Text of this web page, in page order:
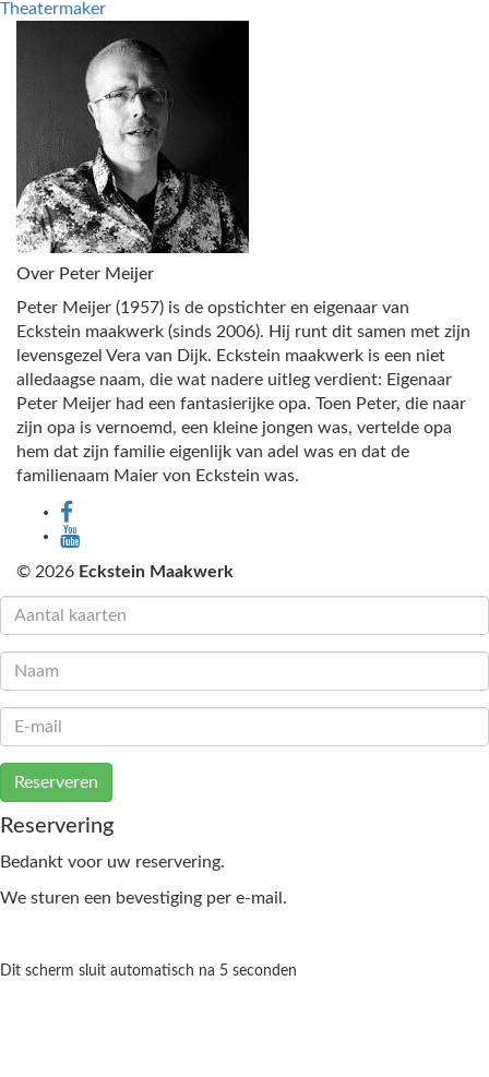
Theatermaker
Over Peter Meijer
Peter Meijer (1957) is de opstichter en eigenaar van
Eckstein maakwerk (sinds 2006). Hij runt dit samen met zijn
levensgezel Vera van Dijk. Eckstein maakwerk is een niet
alledaagse naam, die wat nadere uitleg verdient: Eigenaar
Peter Meijer had een fantasierijke opa. Toen Peter, die naar
zijn opa is vernoemd, een kleine jongen was, vertelde opa
hem dat zijn familie eigenlijk van adel was en dat de
familienaam Maier von Eckstein was.
© 2026 Eckstein Maakwerk
Reserveren
Reservering
Bedankt voor uw reservering.
We sturen een bevestiging per e-mail.
Dit scherm sluit automatisch na 5 seconden